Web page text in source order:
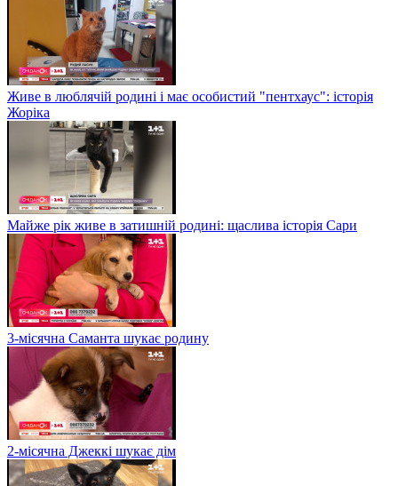
Живе в люблячій родині і має особистий "пентхаус": історія
Жоріка
Майже рік живе в затишній родині: щаслива історія Сари
3-місячна Саманта шукає родину
2-місячна Джеккі шукає дім